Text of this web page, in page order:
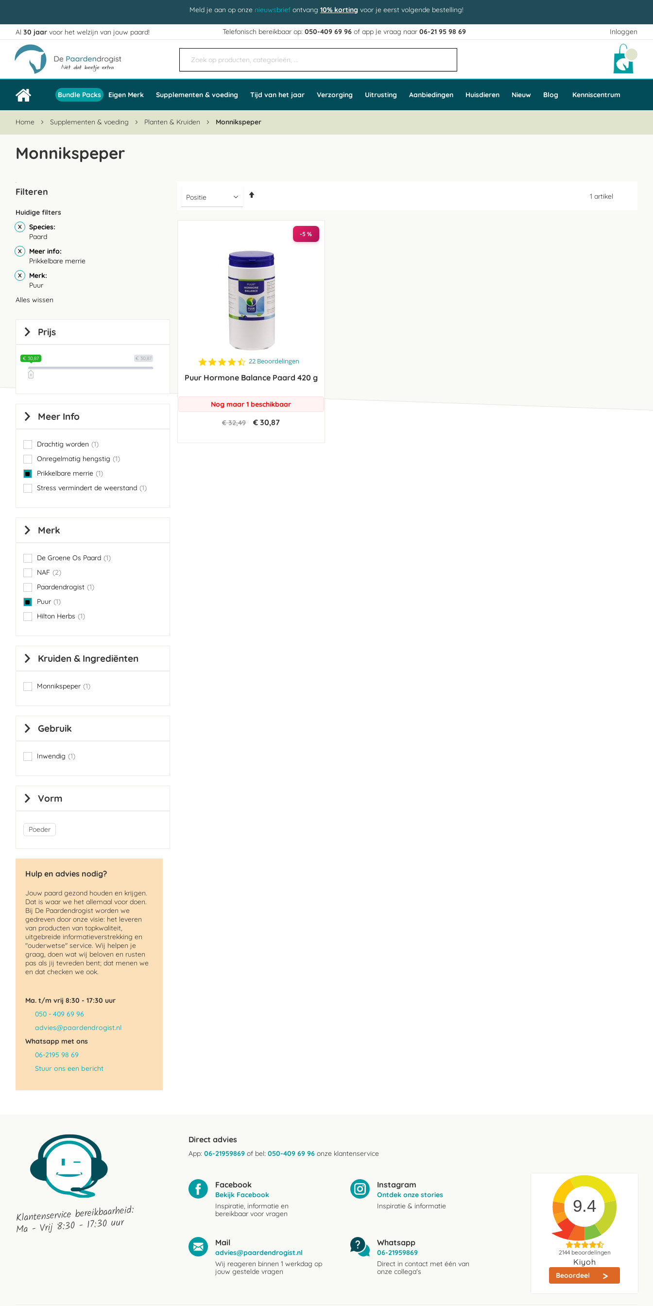
Meld je aan op onze nieuwsbrief ontvang 10% korting voor je eerst volgende bestelling!
Inloggen
Ga
naar
de
inhoud
Al 30 jaar voor het welzijn van jouw paard! Telefonisch bereikbaar op:050-409 69 96 of app je vraag naar06-21 95 98 69
Bundle Packs Eigen Merk Supplementen & voeding Tijd van het jaar Verzorging Uitrusting Aanbiedingen Huisdieren Nieuw Blog Kenniscentrum
Home Supplementen & voeding Planten & Kruiden Monnikspeper
Monnikspeper
1 artikel
-5 %
4.5
rating
22 Beoordelingen
Puur Hormone Balance Paard 420 g
Nog maar 1 beschikbaar
€ 32,49 € 30,87
Filteren
Huidige filters
Species
Paard
Meer info
Prikkelbare merrie
Merk
Puur
Alles wissen
Prijs
€ 30,87
€ 30,87
Meer Info
Drachtig worden 1
item
Onregelmatig hengstig
1
item
Prikkelbare merrie 1
item
Stress vermindert de weerstand 1
item
Merk
De Groene Os Paard 1
item
NAF
2
items
Paardendrogist 1
item
Puur 1
item
Hilton Herbs
1
item
Kruiden & Ingrediënten
Monnikspeper 1
item
Gebruik
Inwendig 1
item
Vorm
Poeder
Hulp en advies nodig?
Jouw paard gezond houden en krijgen.
Dat is waar we het allemaal voor doen.
Bij De Paardendrogist worden we
gedreven door onze visie: het leveren
van producten van topkwaliteit,
uitgebreide informatieverstrekking en
"ouderwetse" service. Wij helpen je
graag, doen wat wij beloven en rusten
pas als jij tevreden bent; dat menen we
en dat checken we ook.
Ma. t/m vrij 8:30 - 17:30 uur
050 - 409 69 96
advies@paardendrogist.nl
Whatsapp met ons
06-2195 98 69
Stuur ons een bericht
Klantenservice bereikbaarheid:
Ma - Vrij 8:30 - 17:30 uur
Direct advies
App: 06-21959869 of bel: 050-409 69 96 onze klantenservice
Facebook
Bekijk Facebook
Inspiratie, informatie en
bereikbaar voor vragen
Instagram
Ontdek onze stories
Inspiratie & informatie
Mail
advies@paardendrogist.nl
Wij reageren binnen 1 werkdag op
jouw gestelde vragen
Whatsapp
06-21959869
Direct in contact met één van
onze collega's
9.4
2144beoordelingen
Kiyoh
Beoordeel